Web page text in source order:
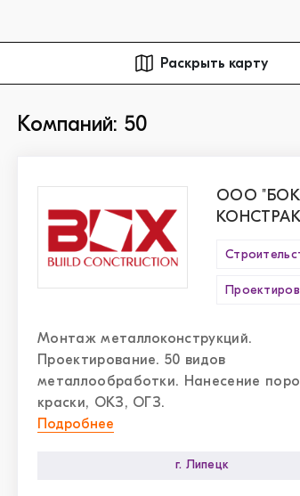
Раскрыть карту
Компаний: 50
ООО
Монтаж металлоконструкций.
Проектирование. 50 видов
металлообработки. Нанесение
краски, ОКЗ, ОГЗ.
Подробнее
г. Липецк